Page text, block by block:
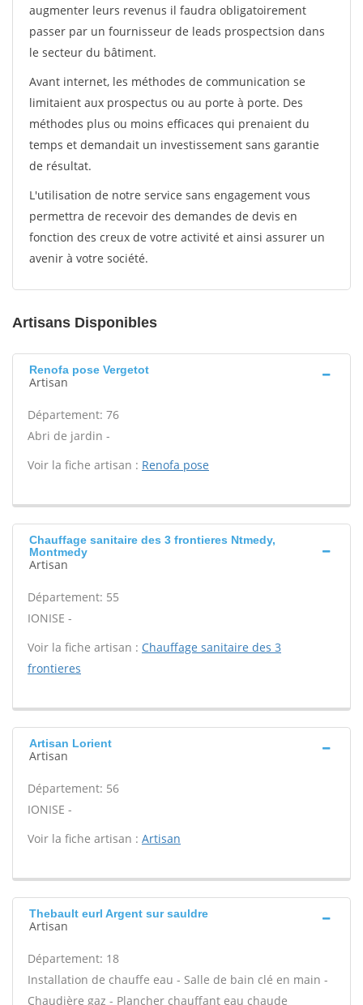
augmenter leurs revenus il faudra obligatoirement
passer par un fournisseur de leads prospectsion dans
le secteur du bâtiment.
Avant internet, les méthodes de communication se
limitaient aux prospectus ou au porte à porte. Des
méthodes plus ou moins efficaces qui prenaient du
temps et demandait un investissement sans garantie
de résultat.
L'utilisation de notre service sans engagement vous
permettra de recevoir des demandes de devis en
fonction des creux de votre activité et ainsi assurer un
avenir à votre société.
Artisans Disponibles
Renofa pose Vergetot
Artisan
Département: 76
Abri de jardin -
Voir la fiche artisan : Renofa pose
Chauffage sanitaire des 3 frontieres Ntmedy,
Montmedy
Artisan
Département: 55
IONISE -
Voir la fiche artisan : Chauffage sanitaire des 3
frontieres
Artisan Lorient
Artisan
Département: 56
IONISE -
Voir la fiche artisan : Artisan
Thebault eurl Argent sur sauldre
Artisan
Département: 18
Installation de chauffe eau - Salle de bain clé en main -
Chaudière gaz - Plancher chauffant eau chaude